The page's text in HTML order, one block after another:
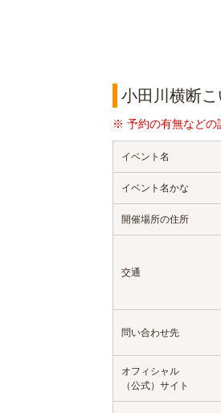
小田川横断
※ 予約の有無などの
イベント名
イベント名かな
開催場所の住所
交通
問い合わせ先
オフィシャル
（公式）サイト